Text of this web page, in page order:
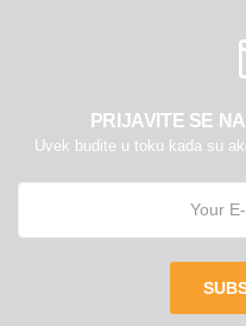
PRIJAVITE SE
Uvek budite u toku kada su